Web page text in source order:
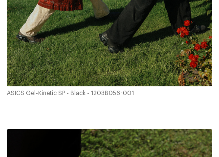
ASICS Gel-Kinetic SP - Black - 1203B056-001